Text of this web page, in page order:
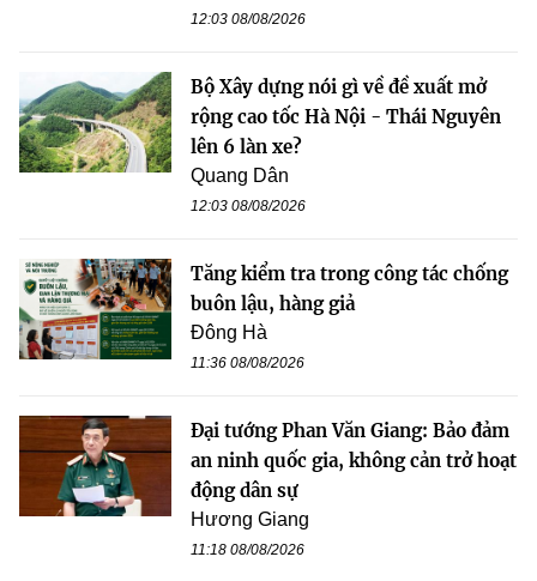
12:03 08/08/2026
Bộ Xây dựng nói gì về đề xuất mở
rộng cao tốc Hà Nội - Thái Nguyên
lên 6 làn xe?
Quang Dân
12:03 08/08/2026
Tăng kiểm tra trong công tác chống
buôn lậu, hàng giả
Đông Hà
11:36 08/08/2026
Đại tướng Phan Văn Giang: Bảo đảm
an ninh quốc gia, không cản trở hoạt
động dân sự
Hương Giang
11:18 08/08/2026